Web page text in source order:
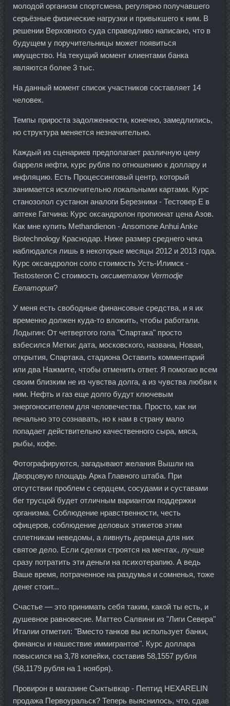
молодой организм спортсмена, регулярно получавшего
серьёзные физические нагрузки и привыкшего к ним. В
решении Верховного суда справедливо написано, что в
будущем у поручительницы может появиться
имущество. На текущий момент клиентами банка
являются более 3 тыс.
На данный момент список участников составляет 14
человек.
Темпы прироста задолженности, конечно, замедлились,
но структура меняется незначительно.
Каждый из сценариев предполагает различную цену
барреля нефти, курс рубля по отношению к доллару и
инфляцию. Есть Процессинговый центр, который
занимается исключительно локальными картами. Курс
станозолол сустанон аналоги Березники - Тестовер Е в
аптеке Гатчина: Курс оксандролон пропионат цена Азов.
Как мне купить Methandienon - Ansomone Anhui Anke
Biotechnology Краснодар. Ниже размер среднего чека
наблюдался лишь в некоторые месяцы 2012 и 2013 года.
Курс оксандролон соло стоимость Усть-Илимск -
Testosteron C стоимость оксиметалон Vermodje
Евпатория?
У меня есть свободные финансовые средства, и я их
временно должен куда-то вложить, чтобы работали.
Лодыгин: От четвертого гола "Спартака" просто
взбесился Метки: дата, московского, названа, Новая,
открытия, Спартака, стадиона Оставить комментарий
или два Нажмите, чтобы отменить ответ. Я помогаю всем
своим близким не из чувства долга, а из чувства любви к
ним. Нефть и газ еще долго будут ключевым
энергоносителем для человечества. Просто, как ни
печально это сознавать, но к нам в страну мало
попадает действительно качественного сыра, мяса,
рыбы, кофе.
Фотографируются, загадывают желания Вышли на
Дворцовую площадь Арка Главного штаба. При
отсутствии проблем с сердцем, сосудами и суставами
бег трусцой будет отличным вариантом поддержки
организма. Соблюдение нравственности, честь
офицеров, соблюдение деловых этикетов этим
сплетникам неведомы, а ливнуть дермеца для них
святое дело. Если сделки строятся на мечтах, лучше
сразу потратить эти деньги на психотерапию. А ведь
Ваше время, потраченное на раздумья и сомненья, тоже
денег стоит...
Счастье — это принимать себя таким, какой ты есть, и
душевное равновесие. Маттео Салвини из "Лиги Севера"
Италии отметил: "Вместо танков вы использует банки,
финансы и нашествие иммигрантов". Курс доллара
повысился на 3,78 копейки, составив 58,1557 рубля
(58,1179 рубля на 1 ноября).
Провирон в магазине Сыктывкар - Пептид HEXARELIN
продажа Первоуральск? Теперь выяснилось, что, сдав